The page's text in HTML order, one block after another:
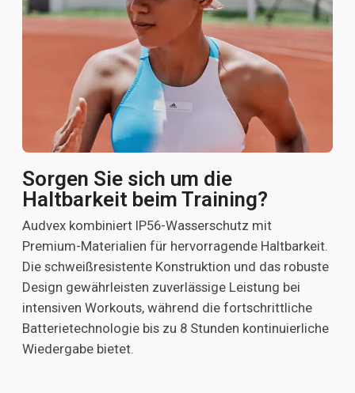
Sorgen Sie sich um die
Haltbarkeit beim Training?
Audvex kombiniert IP56-Wasserschutz mit
Premium-Materialien für hervorragende Haltbarkeit.
Die schweißresistente Konstruktion und das robuste
Design gewährleisten zuverlässige Leistung bei
intensiven Workouts, während die fortschrittliche
Batterietechnologie bis zu 8 Stunden kontinuierliche
Wiedergabe bietet.